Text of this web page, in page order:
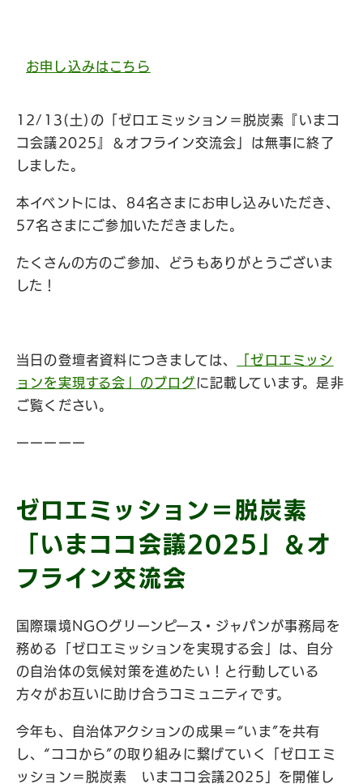
お申し込みはこちら
12/13(土)の「ゼロエミッション＝脱炭素『いまコ
コ会議2025』＆オフライン交流会」は無事に終了
しました。
本イベントには、84名さまにお申し込みいただき、
57名さまにご参加いただきました。
たくさんの方のご参加、どうもありがとうございま
した！
当日の登壇者資料につきましては、
「ゼロエミッシ
ョンを実現する会」のブログに記載しています。是非
ご覧ください。
ーーーーー
ゼロエミッション＝脱炭素
「いまココ会議2025」＆オ
フライン交流会
国際環境NGOグリーンピース・ジャパンが事務局を
務める「ゼロエミッションを実現する会」は、自分
の自治体の気候対策を進めたい！と行動している
方々がお互いに助け合うコミュニティです。
今年も、自治体アクションの成果＝“いま”を共有
し、“ココから”の取り組みに繋げていく「ゼロエミ
ッション＝脱炭素 いまココ会議2025」を開催し